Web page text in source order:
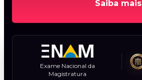
Saiba mais
Exame Nacional da
Magistratura